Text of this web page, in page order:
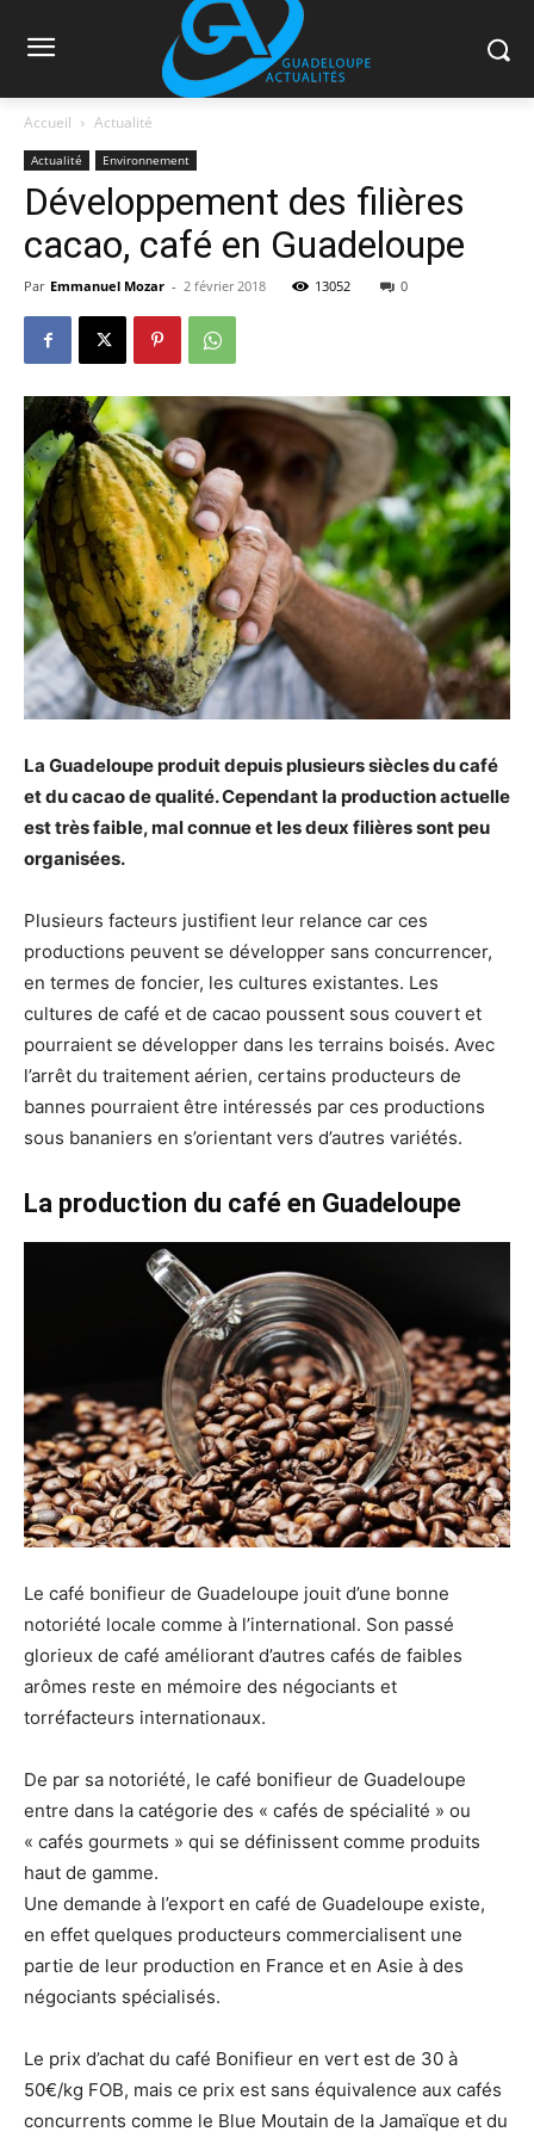
Accueil Actualité
Actualité Environnement
Développement des filières
cacao, café en Guadeloupe
Par Emmanuel Mozar - 2 février 2018 13052 0
La Guadeloupe produit depuis plusieurs siècles du café
et du cacao de qualité. Cependant la production actuelle
est très faible, mal connue et les deux filières sont peu
organisées.
Plusieurs facteurs justifient leur relance car ces
productions peuvent se développer sans concurrencer,
en termes de foncier, les cultures existantes. Les
cultures de café et de cacao poussent sous couvert et
pourraient se développer dans les terrains boisés. Avec
l’arrêt du traitement aérien, certains producteurs de
bannes pourraient être intéressés par ces productions
sous bananiers en s’orientant vers d’autres variétés.
La production du café en Guadeloupe
Le café bonifieur de Guadeloupe jouit d’une bonne
notoriété locale comme à l’international. Son passé
glorieux de café améliorant d’autres cafés de faibles
arômes reste en mémoire des négociants et
torréfacteurs internationaux.
De par sa notoriété, le café bonifieur de Guadeloupe
entre dans la catégorie des « cafés de spécialité » ou
« cafés gourmets » qui se définissent comme produits
haut de gamme.
Une demande à l’export en café de Guadeloupe existe,
en effet quelques producteurs commercialisent une
partie de leur production en France et en Asie à des
négociants spécialisés.
Le prix d’achat du café Bonifieur en vert est de 30 à
50€/kg FOB, mais ce prix est sans équivalence aux cafés
concurrents comme le Blue Moutain de la Jamaïque et du